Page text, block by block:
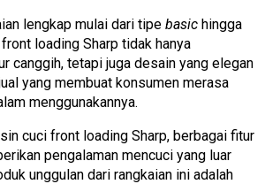
lengkap mulai dari tipe basic hingga
loading Sharp tidak hanya
canggih, tetapi juga desain yang elegan
yang membuat konsumen merasa
menggunakannya.
cuci front loading Sharp, berbagai fitur
pengalaman mencuci yang luar
unggulan dari rangkaian ini adalah